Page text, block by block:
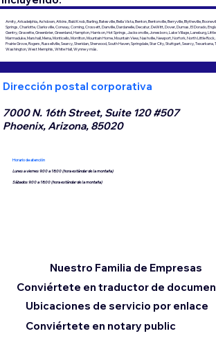
Amity, Arkadelphia, Ashdown, Atkins, Bald Knob, Barling, Batesville, Bella Vista, Benton, Bentonville, Berryville, Blytheville,
Springs, Charlotte, Clarksville, Conway, Corning, Crossett, Danville, Dardanelle, Decatur, DeWitt, Dover, Dumas, El Dorado,
Gentry, Gravette, Greenbrier, Greenland, Hampton, Harrison, Hot Springs, Jacksonville, Jonesboro, Lake Village, Laneburg, Little
Marmaduke, Marshall, Mena, Monticello, Morrilton, Mountain Home, Mountain View, Nashville, Newport, Norfork, North Little Rock,
Prairie Grove, Rogers, Russellville, Searcy, Sheridan, Sherwood, South Haven, Springdale, Star City, Stuttgart, Searcy,
Washington, West Memphis, White Hall, Wynne y más.
Dirección postal corporativa
7000 N. 16th Street, Suite 120 #507
Phoenix, Arizona, 85020
Horario de atención
Lunes a viernes 9:00 a 18:00 (hora estándar de la montaña)
Sábados 9:00 a 18:00 (hora estándar de la montaña)
Conviértete en traductor de
Ubicaciones de servicio por enlace
Nuestro Familia de Empresas
Conviértete en notary public